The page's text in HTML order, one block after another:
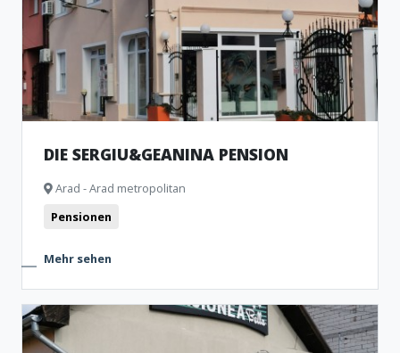
DIE SERGIU&GEANINA PENSION
Arad - Arad metropolitan
Pensionen
Mehr sehen